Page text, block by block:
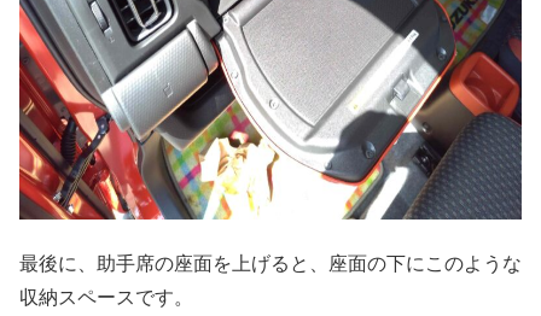
最後に、助手席の座面を上げると、座面の下にこのような
収納スペースです。